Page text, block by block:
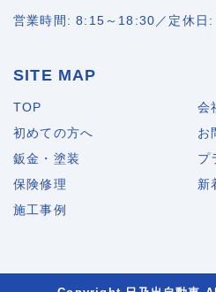
営業時間: 8:15～18:30／定休日:
SITE MAP
TOP
会
初めての方へ
お
鈑金・塗装
プ
保険修理
新
施工事例